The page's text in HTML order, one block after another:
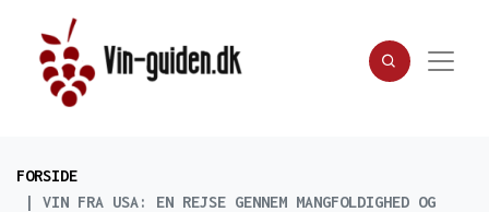
FORSIDE
VIN FRA USA: EN REJSE GENNEM MANGFOLDIGHED OG